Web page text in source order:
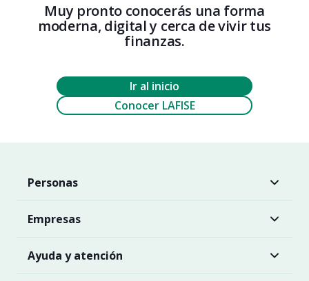
Muy pronto conocerás una forma
moderna, digital y cerca de vivir tus
finanzas.
Ir al inicio
Conocer LAFISE
Personas
Empresas
Ayuda y atención